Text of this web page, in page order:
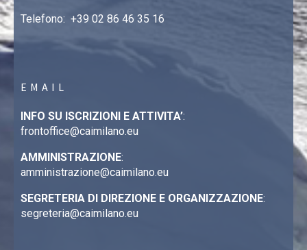
Telefono: +39 02 86 46 35 16
EMAIL
INFO SU ISCRIZIONI E ATTIVITA’:
frontoffice@caimilano.eu
AMMINISTRAZIONE:
amministrazione@caimilano.eu
SEGRETERIA DI DIREZIONE E ORGANIZZAZIONE:
segreteria@caimilano.eu